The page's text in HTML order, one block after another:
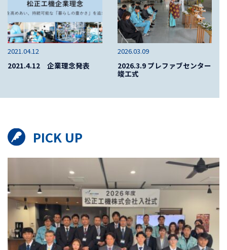
2021.04.12
2021.4.12 企業理念発表
2026.03.09
2026.3.9 プレファブセンター
竣工式
PICK UP